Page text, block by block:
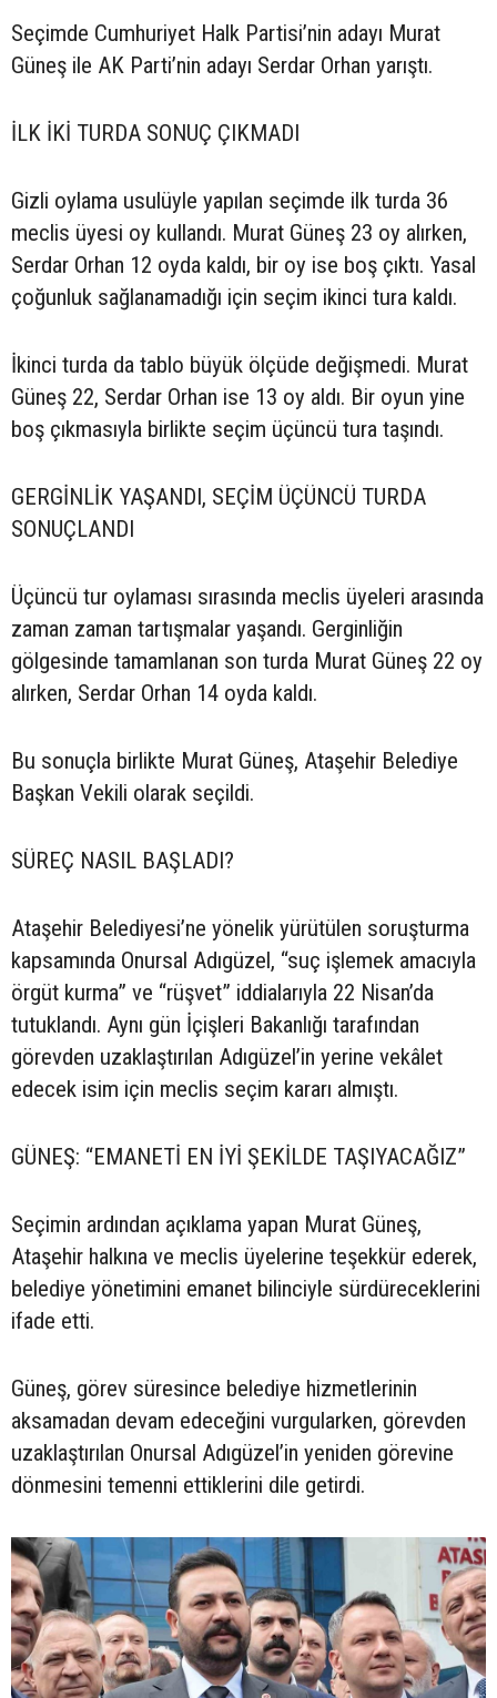
Seçimde Cumhuriyet Halk Partisi’nin adayı Murat
Güneş ile AK Parti’nin adayı Serdar Orhan yarıştı.
İLK İKİ TURDA SONUÇ ÇIKMADI
Gizli oylama usulüyle yapılan seçimde ilk turda 36
meclis üyesi oy kullandı. Murat Güneş 23 oy alırken,
Serdar Orhan 12 oyda kaldı, bir oy ise boş çıktı. Yasal
çoğunluk sağlanamadığı için seçim ikinci tura kaldı.
İkinci turda da tablo büyük ölçüde değişmedi. Murat
Güneş 22, Serdar Orhan ise 13 oy aldı. Bir oyun yine
boş çıkmasıyla birlikte seçim üçüncü tura taşındı.
GERGİNLİK YAŞANDI, SEÇİM ÜÇÜNCÜ TURDA
SONUÇLANDI
Üçüncü tur oylaması sırasında meclis üyeleri arasında
zaman zaman tartışmalar yaşandı. Gerginliğin
gölgesinde tamamlanan son turda Murat Güneş 22 oy
alırken, Serdar Orhan 14 oyda kaldı.
Bu sonuçla birlikte Murat Güneş, Ataşehir Belediye
Başkan Vekili olarak seçildi.
SÜREÇ NASIL BAŞLADI?
Ataşehir Belediyesi’ne yönelik yürütülen soruşturma
kapsamında Onursal Adıgüzel, “suç işlemek amacıyla
örgüt kurma” ve “rüşvet” iddialarıyla 22 Nisan’da
tutuklandı. Aynı gün İçişleri Bakanlığı tarafından
görevden uzaklaştırılan Adıgüzel’in yerine vekâlet
edecek isim için meclis seçim kararı almıştı.
GÜNEŞ: “EMANETİ EN İYİ ŞEKİLDE TAŞIYACAĞIZ”
Seçimin ardından açıklama yapan Murat Güneş,
Ataşehir halkına ve meclis üyelerine teşekkür ederek,
belediye yönetimini emanet bilinciyle sürdüreceklerini
ifade etti.
Güneş, görev süresince belediye hizmetlerinin
aksamadan devam edeceğini vurgularken, görevden
uzaklaştırılan Onursal Adıgüzel’in yeniden görevine
dönmesini temenni ettiklerini dile getirdi.